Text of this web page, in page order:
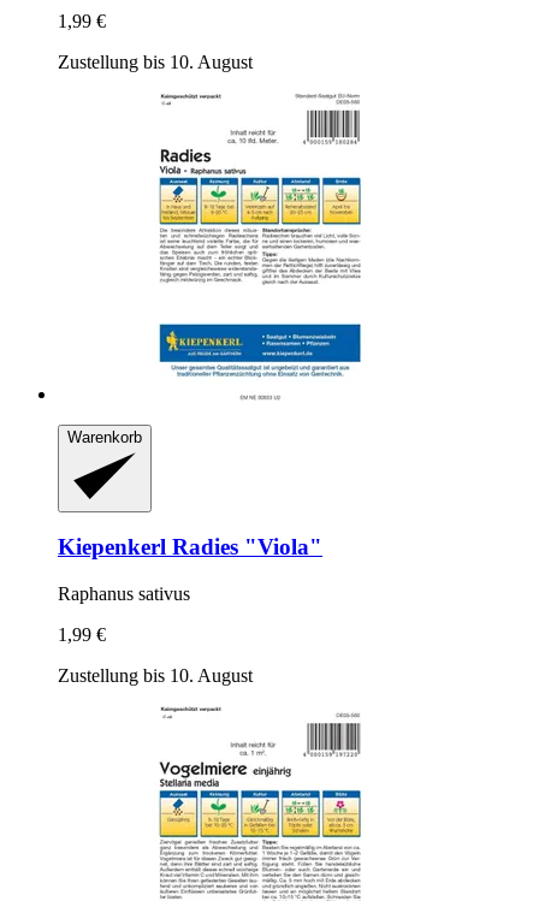
1,99 €
Zustellung bis 10. August
Warenkorb
Kiepenkerl Radies "Viola"
Raphanus sativus
1,99 €
Zustellung bis 10. August